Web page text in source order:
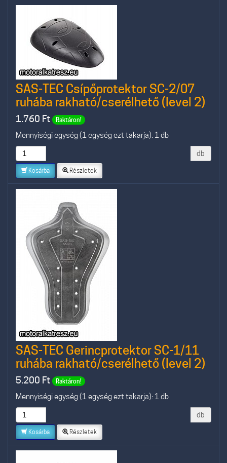
SAS-TEC Csípőprotektor SC-2/07
ruhába rakható/cserélhető (level 2)
1.760 Ft Raktáron!
Mennyiségi egység (1 egység ezt takarja): 1 db
db
Kosárba Részletek
SAS-TEC Gerincprotektor SC-1/11
ruhába rakható/cserélhető (level 2)
5.200 Ft Raktáron!
Mennyiségi egység (1 egység ezt takarja): 1 db
db
Kosárba Részletek